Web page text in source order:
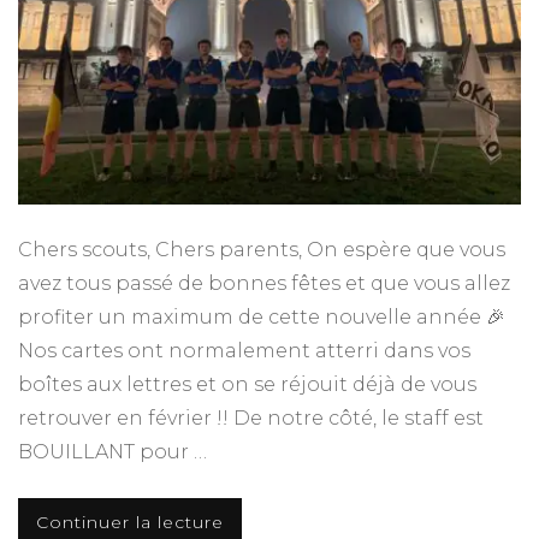
Chers scouts, Chers parents, On espère que vous
avez tous passé de bonnes fêtes et que vous allez
profiter un maximum de cette nouvelle année 🎉
Nos cartes ont normalement atterri dans vos
boîtes aux lettres et on se réjouit déjà de vous
retrouver en février !! De notre côté, le staff est
BOUILLANT pour …
Continuer la lecture